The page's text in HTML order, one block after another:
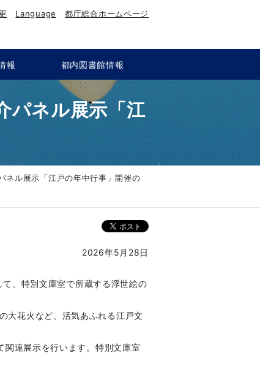
Language 都庁総合ホームページ
報 都内図書館情報
パネル展示「江
ル展示「江戸の年中行事」開催の
2026年5月28日
、特別文庫室で所蔵する浮世絵の
大花火など、活気あふれる江戸文
連展示を行います。特別文庫室